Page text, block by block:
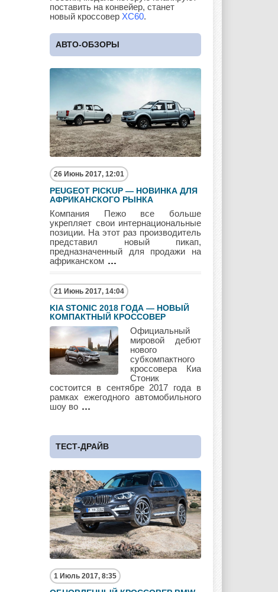
Maserati Maybach Mazda
Mercedes Mercury Mini
Mitsubishi Nissan Opel
Pagani Peugeot
Porshe Renault Rolls Royce
Rover Saab Scion
Seat Skoda
Subaru Suzuki
Volvo Zotye
поставить на конвейер, станет
новый кроссовер XC60.
АВТО-ОБЗОРЫ
26 Июнь 2017, 12:01
PEUGEOT PICKUP — НОВИНКА ДЛЯ
АФРИКАНСКОГО РЫНКА
Компания Пежо все больше
укрепляет свои интернациональные
позиции. На этот раз производитель
представил новый пикап,
предназначенный для продажи на
африканском
21 Июнь 2017, 14:04
KIA STONIC 2018 ГОДА — НОВЫЙ
КОМПАКТНЫЙ КРОССОВЕР
Официальный
мировой дебют
нового
субкомпактного
кроссовера Киа
Стоник
состоится в сентябре 2017 года в
рамках ежегодного автомобильного
шоу во
ТЕСТ-ДРАЙВ
1 Июль 2017, 8:35